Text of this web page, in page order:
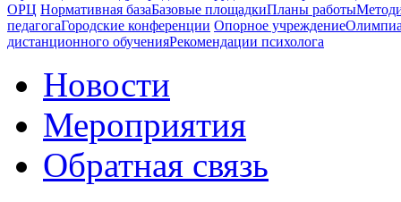
ОРЦ Нормативная базаБазовые площадкиПланы работы
педагогаГородские конференции Опорное учреждение
дистанционного обученияРекомендации психолога
Новости
Мероприятия
Обратная связь